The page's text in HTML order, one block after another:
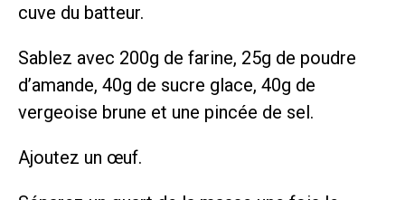
cuve du batteur.
Sablez avec 200g de farine, 25g de poudre
d’amande, 40g de sucre glace, 40g de
vergeoise brune et une pincée de sel.
Ajoutez un œuf.